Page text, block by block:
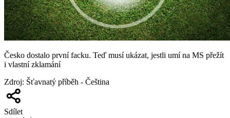
Česko dostalo první facku. Teď musí ukázat, jestli umí na MS přežít
i vlastní zklamání
Zdroj: Šťavnatý příběh - Čeština
Sdílet